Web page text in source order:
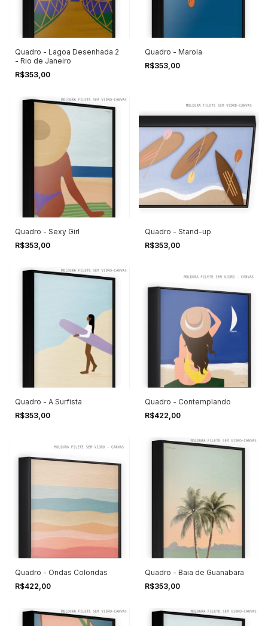
Quadro - Lagoa Desenhada 2
- Rio de Janeiro
R$353,00
Quadro - Marola
R$353,00
Quadro - Sexy Girl
R$353,00
Quadro - Stand-up
R$353,00
Quadro - A Surfista
R$353,00
Quadro - Contemplando
R$422,00
Quadro - Ondas Coloridas
R$422,00
Quadro - Baia de Guanabara
R$353,00